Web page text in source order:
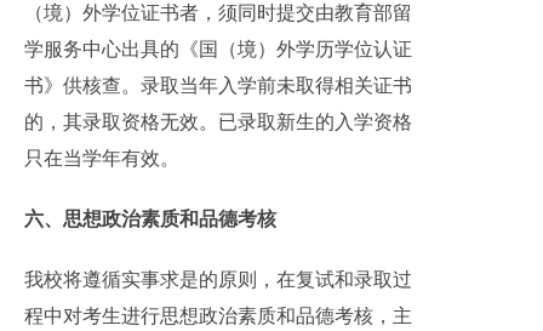
（境）外学位证书者，须同时提交由教育部留
学服务中心出具的《国（境）外学历学位认证
书》供核查。录取当年入学前未取得相关证书
的，其录取资格无效。已录取新生的入学资格
只在当学年有效。
六、思想政治素质和品德考核
我校将遵循实事求是的原则，在复试和录取过
程中对考生进行思想政治素质和品德考核，主